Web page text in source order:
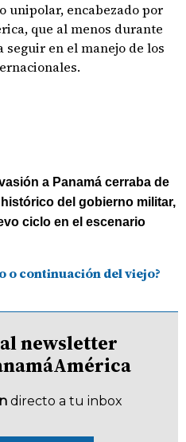
unipolar, encabezado por
que al menos durante
seguir en el manejo de los
a Panamá cerraba de
del gobierno militar,
ciclo en el escenario
o continuación del viejo?
newsletter
directo a tu inbox